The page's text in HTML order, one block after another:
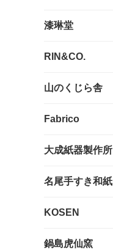
漆琳堂
RIN&CO.
山のくじら舎
Fabrico
大成紙器製作所
名尾手すき和紙
KOSEN
鍋島虎仙窯